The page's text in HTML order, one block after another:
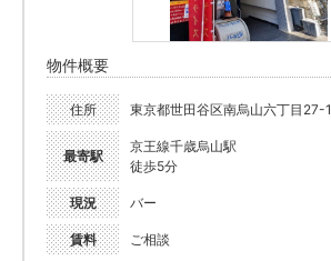
物件概要
住所 東京都世田谷区南烏山六丁目27-1
最寄駅
京王線千歳烏山駅
徒歩5分
現況 バー
賃料 ご相談